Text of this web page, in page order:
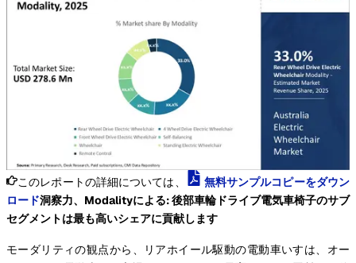
このレポートの詳細については、
無料サンプルコピーをダウン
ロード洞察力、Modalityによる: 後部車輪ドライブ電気車椅子のサブ
セグメントは最も高いシェアに貢献します
モーダリティの観点から、リアホイール駆動の電動車いすは、オー